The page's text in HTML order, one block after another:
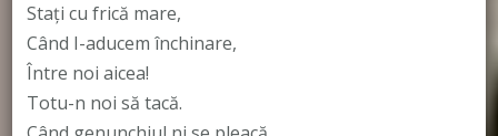
Staţi cu frică mare,
Când I-aducem închinare,
Între noi aicea!
Totu-n noi să tacă.